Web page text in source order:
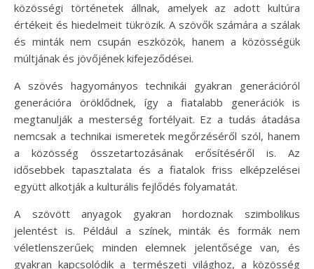
közösségi történetek állnak, amelyek az adott kultúra
értékeit és hiedelmeit tükrözik. A szövők számára a szálak
és minták nem csupán eszközök, hanem a közösségük
múltjának és jövőjének kifejeződései.
A szövés hagyományos technikái gyakran generációról
generációra öröklődnek, így a fiatalabb generációk is
megtanulják a mesterség fortélyait. Ez a tudás átadása
nemcsak a technikai ismeretek megőrzéséről szól, hanem
a közösség összetartozásának erősítéséről is. Az
idősebbek tapasztalata és a fiatalok friss elképzelései
együtt alkotják a kulturális fejlődés folyamatát.
A szövött anyagok gyakran hordoznak szimbolikus
jelentést is. Például a színek, minták és formák nem
véletlenszerűek; minden elemnek jelentősége van, és
gyakran kapcsolódik a természeti világhoz, a közösség